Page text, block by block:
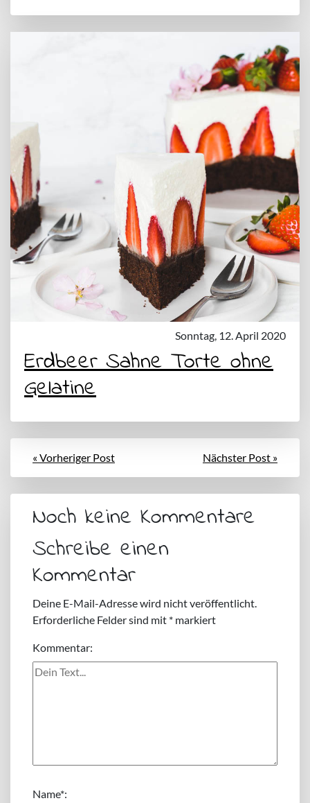
Sonntag, 12. April 2020
Erdbeer Sahne Torte ohne
Gelatine
« Vorheriger Post Nächster Post »
Noch keine Kommentare
Schreibe einen
Kommentar
Deine E-Mail-Adresse wird nicht veröffentlicht.
Erforderliche Felder sind mit * markiert
Kommentar:
Name*: